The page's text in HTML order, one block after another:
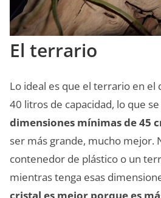
El terrario
Lo ideal es que el terrario en el
40 litros de capacidad, lo que
dimensiones mínimas de 45
ser más grande, mucho mejor.
contenedor de plástico o un
mientras tenga esas
cristal es mejor porque es